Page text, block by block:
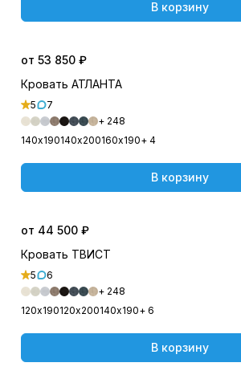
В корзину
от 53 850 ₽
Кровать АТЛАНТА
5
7
+ 248
140х190140х200160х190+ 4
В корзину
от 44 500 ₽
Кровать ТВИСТ
5
6
+ 248
120х190120х200140х190+ 6
В корзину